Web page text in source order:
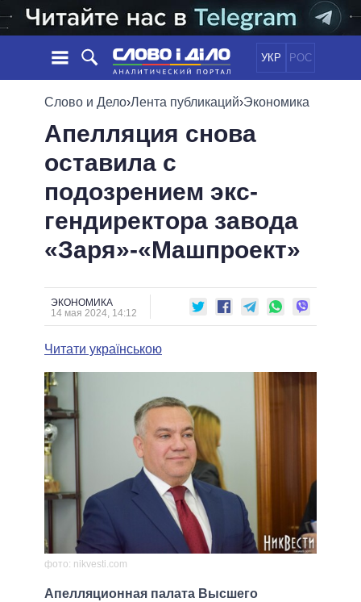
УКР РОС
НОВОСТИ
ЛЕНТА
СОБЫТИЯ
СТАТЬИ
МНЕНИЯ
ОБЗОРЫ
ДАЙДЖЕСТЫ
ПОЛИТИКА
ОБЩЕСТВО
ОБЕЩАНИЯ
ПОЛИТИКИ
ВСЕ ПОЛИТИКИ
ПРЕЗИДЕНТ И ОФИС
ВЕРХОВНАЯ РАДА
ГЛАВЫ ОБЛАДМИНИСТРАЦИЙ
МЭРЫ
ВСЕ ПЕРСОНЫ
ВИДЕО
СРАВНЕНИЕ ПОЛИТИКОВ
Слово и Дело›Лента публикаций›Экономика
Апелляция снова
оставила с
подозрением экс-
гендиректора завода
«Заря»-«Машпроект»
ЭКОНОМИКА
14 мая 2024, 14:12
Читати українською
фото: nikvesti.com
Апелляционная палата Высшего